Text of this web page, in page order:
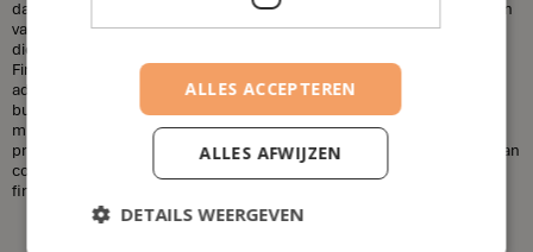
dat financieel adviseurs duur zijn. Dit is niet altijd het geval. De kosten
van een financieel adviseur kunnen variëren, afhankelijk van de
diensten die u nodig heeft en uw financiële situatie. Bij House of
Finance bieden wij betaalbare tarieven voor onze financiële
adviesdiensten, zodat u uw financiën kunt optimaliseren zonder uw
budget te overschrijden. Kortom, laat u niet misleiden door de
misvattingen over financieel adviseurs. Als u op zoek bent naar
professioneel en betrouwbaar financieel advies in Hulshout, neem dan
contact op met House of Finance. Wij staan klaar om u te helpen uw
financiële doelen te bereiken.
ALLES ACCEPTEREN
ALLES AFWIJZEN
DETAILS WEERGEVEN